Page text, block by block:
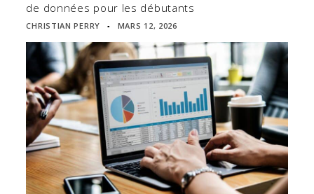
de données pour les débutants
CHRISTIAN PERRY ▪ MARS 12, 2026